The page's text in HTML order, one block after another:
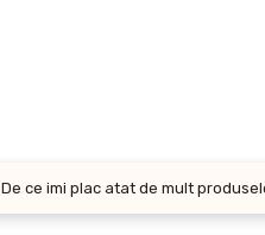
De ce imi plac atat de mult